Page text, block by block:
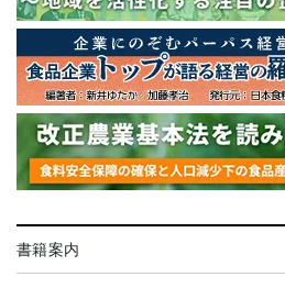
書籍案内